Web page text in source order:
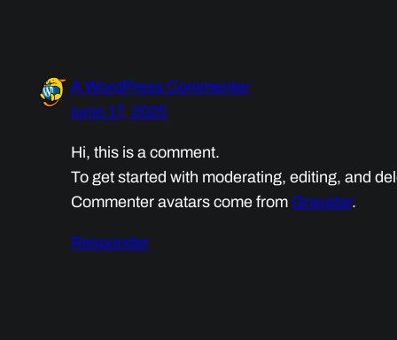
A WordPress Commenter
junio 17, 2025
Hi, this is a comment.
To get started with moderating, editing, and
Commenter avatars come from Gravatar.
Responder